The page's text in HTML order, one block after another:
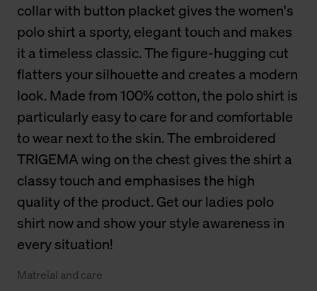
collar with button placket gives the women's
polo shirt a sporty, elegant touch and makes
it a timeless classic. The figure-hugging cut
flatters your silhouette and creates a modern
look. Made from 100% cotton, the polo shirt is
particularly easy to care for and comfortable
to wear next to the skin. The embroidered
TRIGEMA wing on the chest gives the shirt a
classy touch and emphasises the high
quality of the product. Get our ladies polo
shirt now and show your style awareness in
every situation!
Matreial and care